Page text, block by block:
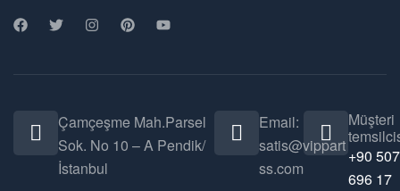
Çamçeşme Mah.Parsel
Sok. No 10 – A Pendik/
İstanbul
Email:
satis@vippart
ss.com
Müşteri
+90 507
696 17